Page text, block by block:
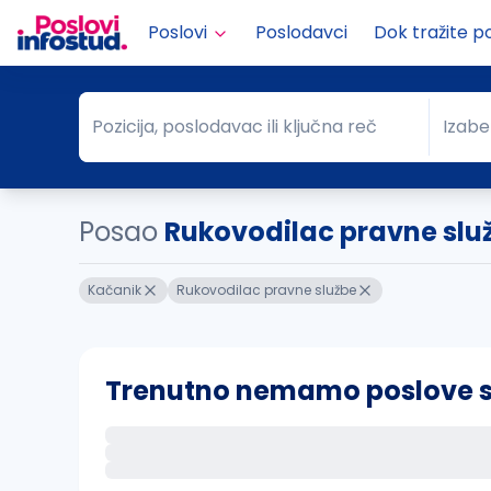
Poslovi Poslodavci Dok tražite
Pozicija, poslodavac ili ključna reč
Pozicija, poslodavac ili ključna reč Grad
Posao Rukovodilac pravne
Kačanik Rukovodilac pravne službe
Trenutno nemamo poslove